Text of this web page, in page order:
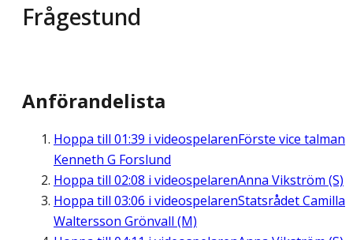
Frågestund
Anförandelista
Hoppa till 01:39 i videospelarenFörste vice talman
Kenneth G Forslund
Hoppa till 02:08 i videospelarenAnna Vikström (S)
Hoppa till 03:06 i videospelarenStatsrådet Camilla
Waltersson Grönvall (M)